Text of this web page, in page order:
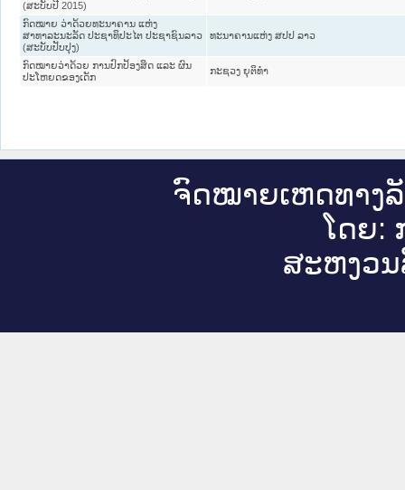
(ສະບັບປີ 2015)
ກົດໝາຍ ວ່າດ້ວຍທະນາຄານ ແຫ່ງ
ສາທາລະນະລັດ ປະຊາທິປະໄຕ ປະຊາຊົນລາວ
(ສະບັບປັບປຸງ)
ທະນາຄານແຫ່ງ ສປປ ລາວ
ກົດໝາຍວ່າດ້ວຍ ການປົກປ້ອງສິດ ແລະ ຜົນ
ປະໂຫຍດຂອງເດັກ
ກະຊວງ ຍຸຕິທໍາ
ຈົດ​ໝາຍ​ເຫດ​ທາງ​
ໂດຍ:
ສະ​ຫງວນ​